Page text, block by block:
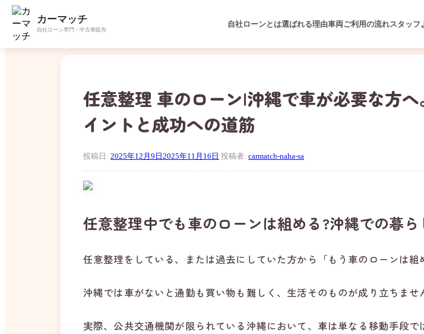
カーマッチ
自社ローン専門・中古車販売
自社ローンとは選ばれる理由車両ご利用の流れスタッフ
任意整理 車のローン|沖縄で車が必要な方
イントと成功への道筋
投稿日: 2025年12月9日 2025年11月16日 投稿者: carmatch-naha-sa
任意整理中でも車のローンは組める?沖縄での暮
任意整理をしている、または過去にしていた方から「もう車のローンは
沖縄では車がないと通勤も買い物も難しく、生活そのものが成り立ちませ
実際、公共交通機関が限られている沖縄において、車は単なる移動手段